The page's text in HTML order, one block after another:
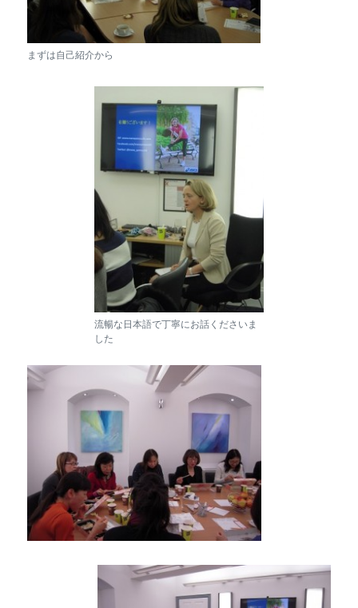
まずは自己紹介から
流暢な日本語で丁寧にお話くださいま
した